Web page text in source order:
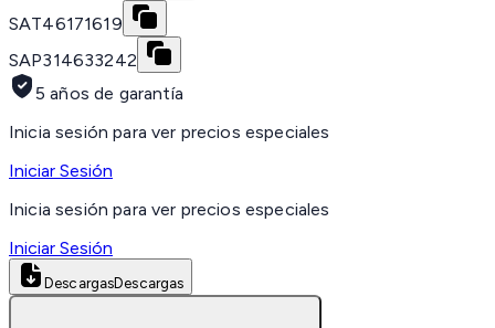
SAT46171619
SAP314633242
5 años de garantía
Inicia sesión para ver precios especiales
Iniciar Sesión
Inicia sesión para ver precios especiales
Iniciar Sesión
DescargasDescargas